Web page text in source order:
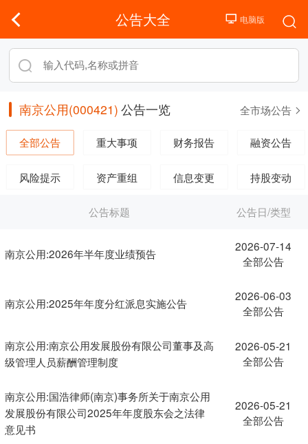
公告大全
南京公用(000421) 公告一览 全市场公告
全部公告 重大事项 财务报告 融资公告
风险提示 资产重组 信息变更 持股变动
公告标题 公告日/类型
南京公用:2026年半年度业绩预告
2026-07-14
全部公告
南京公用:2025年年度分红派息实施公告
2026-06-03
全部公告
南京公用:南京公用发展股份有限公司董事及高
级管理人员薪酬管理制度
2026-05-21
全部公告
南京公用:国浩律师(南京)事务所关于南京公用
发展股份有限公司2025年年度股东会之法律
意见书
2026-05-21
全部公告